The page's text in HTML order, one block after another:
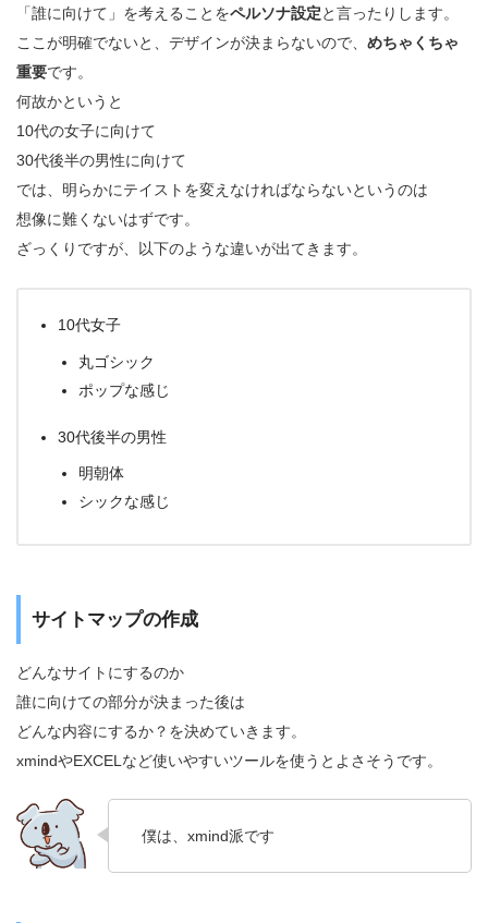
「誰に向けて」を考えることをペルソナ設定と言ったりします。
ここが明確でないと、デザインが決まらないので、 めちゃくちゃ
重要です。
何故かというと
10代の女子に向けて
30代後半の男性に向けて
では、明らかにテイストを変えなければならないというのは
想像に難くないはずです。
ざっくりですが、以下のような違いが出てきます。
10代女子
丸ゴシック
ポップな感じ
30代後半の男性
明朝体
シックな感じ
サイトマップの作成
どんなサイトにするのか
誰に向けての部分が決まった後は
どんな内容にするか？を決めていきます。
xmindやEXCELなど使いやすいツールを使うとよさそうです。
僕は、xmind派です